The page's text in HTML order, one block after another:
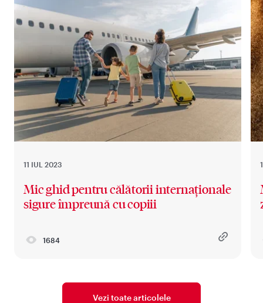
11 IUL 2023
Mic ghid pentru călătorii internaționale
sigure împreună cu copiii
1684
Vezi toate articolele